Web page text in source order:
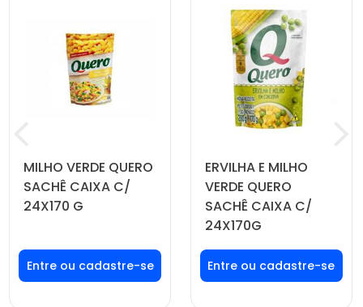
MILHO VERDE QUERO
SACHÊ CAIXA C/
24X170 G
Faça seu login ou
cadastre-se para
ver preços e
ERVILHA E MILHO
VERDE QUERO
SACHÊ CAIXA C/
24X170G
Faça seu login ou
cadastre-se para
ver preços e